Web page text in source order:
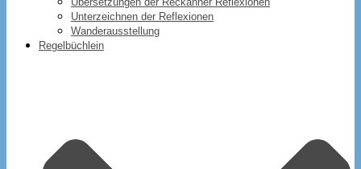
Unterzeichnen der Reflexionen
Wanderausstellung
Regelbüchlein